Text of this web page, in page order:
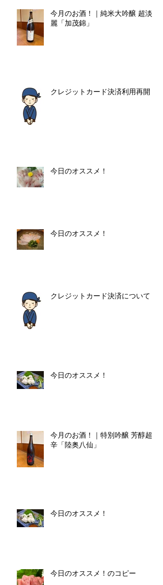
今月のお酒！｜純米大吟醸 超淡
麗「加茂錦」
クレジットカード決済利用再開
今日のオススメ！
今日のオススメ！
クレジットカード決済について
今日のオススメ！
今月のお酒！｜特別吟醸 芳醇超
辛「陸奥八仙」
今日のオススメ！
今日のオススメ！のコピー